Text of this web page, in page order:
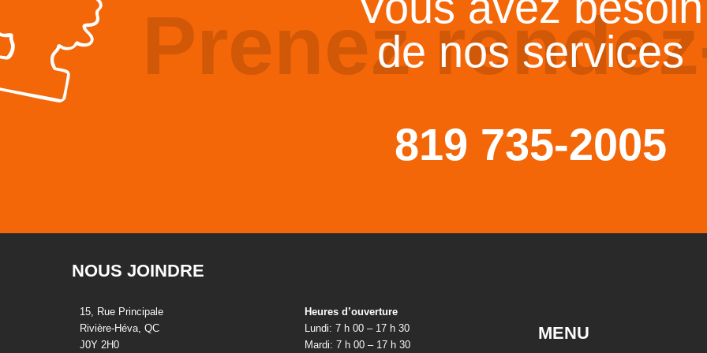
Prenezde nos services
819 735-2005
NOUS JOINDRE
15, Rue Principale
Rivière-Héva, QC
J0Y 2H0
Heures d’ouverture
Lundi: 7 h 00 – 17 h 30
Mardi: 7 h 00 – 17 h 30
MENU